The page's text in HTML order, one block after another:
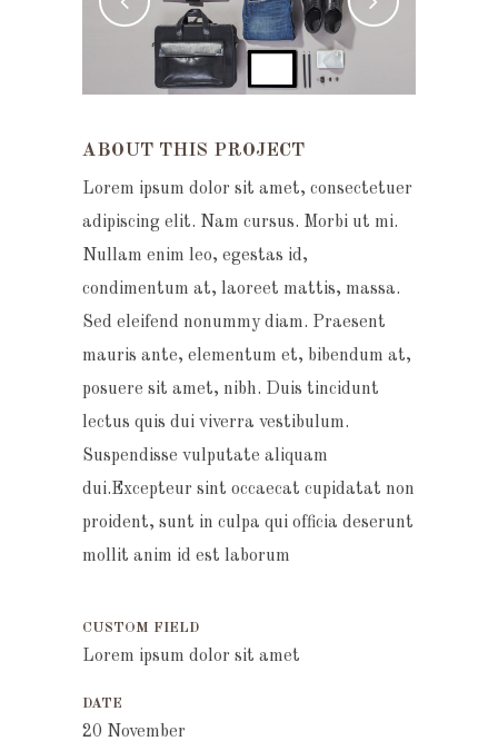
ABOUT THIS PROJECT
Lorem ipsum dolor sit amet, consectetuer
adipiscing elit. Nam cursus. Morbi ut mi.
Nullam enim leo, egestas id,
condimentum at, laoreet mattis, massa.
Sed eleifend nonummy diam. Praesent
mauris ante, elementum et, bibendum at,
posuere sit amet, nibh. Duis tincidunt
lectus quis dui viverra vestibulum.
Suspendisse vulputate aliquam
dui.Excepteur sint occaecat cupidatat non
proident, sunt in culpa qui officia deserunt
mollit anim id est laborum
CUSTOM FIELD
Lorem ipsum dolor sit amet
DATE
20 November